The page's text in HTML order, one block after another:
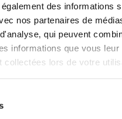
des informations
nos partenaires de
qui peuvent
informations que vous leur
collectées lors de votre